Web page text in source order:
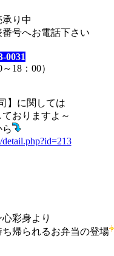
り中
号へお電話下さい
0031
18：00）
】に関しては
ておりますよ～
彩身より
帰られるお弁当の登場